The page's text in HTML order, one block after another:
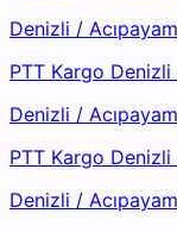
Denizli / Acıpayam
PTT Kargo
Denizli / Acıpayam
PTT Kargo Denizli
Denizli / Acıpayam